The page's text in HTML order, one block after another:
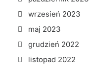
wrzesień 2023
maj 2023
grudzień 2022
listopad 2022